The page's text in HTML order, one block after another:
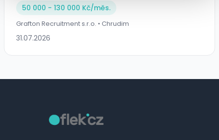
50 000 - 130 000 Kč/měs.
Grafton Recruitment s.r.o. • Chrudim
31.07.2026